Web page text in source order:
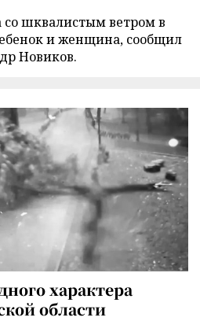
со шквалистым ветром в
и женщина, сообщил
Новиков.
характера
области